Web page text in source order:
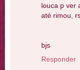
louca p ver
até rimou,
bjs
Responder